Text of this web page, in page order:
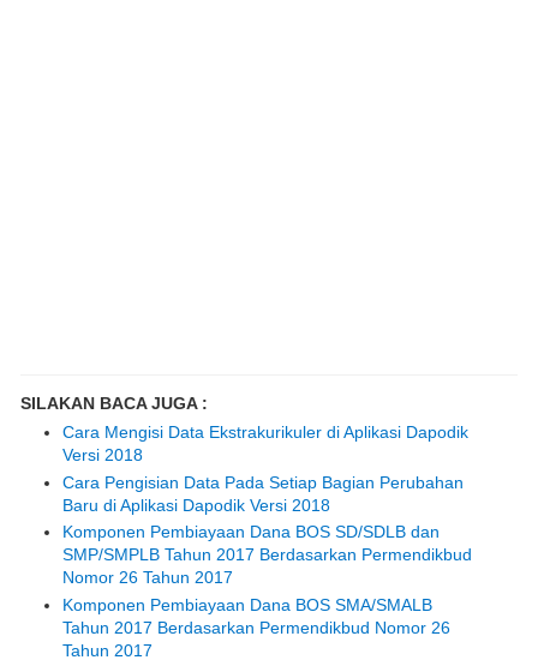
SILAKAN BACA JUGA :
Cara Mengisi Data Ekstrakurikuler di Aplikasi Dapodik
Versi 2018
Cara Pengisian Data Pada Setiap Bagian Perubahan
Baru di Aplikasi Dapodik Versi 2018
Komponen Pembiayaan Dana BOS SD/SDLB dan
SMP/SMPLB Tahun 2017 Berdasarkan Permendikbud
Nomor 26 Tahun 2017
Komponen Pembiayaan Dana BOS SMA/SMALB
Tahun 2017 Berdasarkan Permendikbud Nomor 26
Tahun 2017